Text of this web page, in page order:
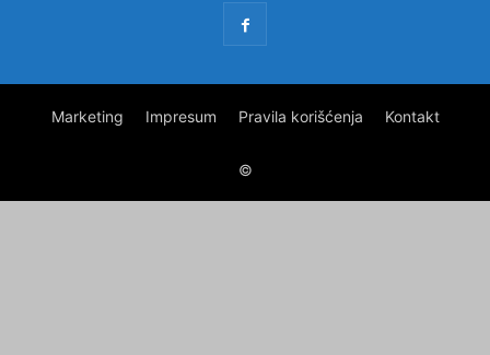
Marketing Impresum Pravila korišćenja Kontakt
©